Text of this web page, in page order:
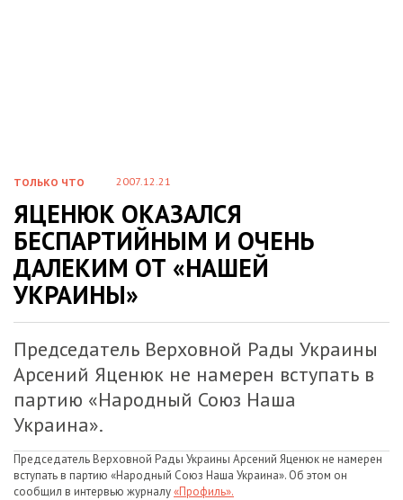
ТОЛЬКО ЧТО 2007.12.21
ЯЦЕНЮК ОКАЗАЛСЯ
БЕСПАРТИЙНЫМ И ОЧЕНЬ
ДАЛЕКИМ ОТ «НАШЕЙ
УКРАИНЫ»
Председатель Верховной Рады Украины
Арсений Яценюк не намерен вступать в
партию «Народный Союз Наша
Украина».
Председатель Верховной Рады Украины Арсений Яценюк не намерен
вступать в партию «Народный Союз Наша Украина». Об этом он
сообщил в интервью журналу«Профиль».